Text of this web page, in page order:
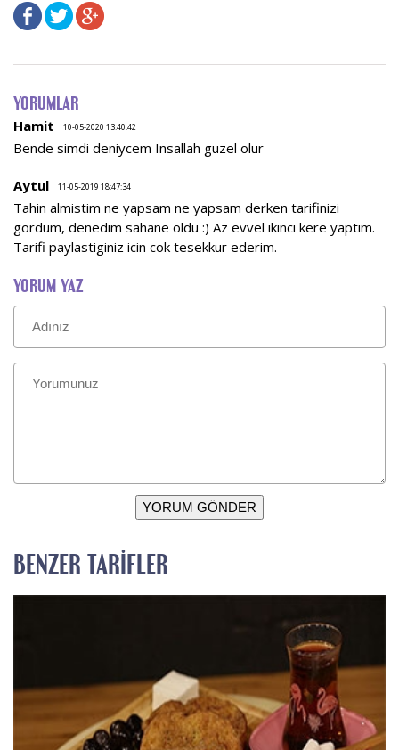
YORUMLAR
Hamit 10-05-2020 13:40:42
Bende simdi deniycem Insallah guzel olur
Aytul 11-05-2019 18:47:34
Tahin almistim ne yapsam ne yapsam derken tarifinizi
gordum, denedim sahane oldu :) Az evvel ikinci kere yaptim.
Tarifi paylastiginiz icin cok tesekkur ederim.
YORUM YAZ
YORUM GÖNDER
BENZER TARIFLER